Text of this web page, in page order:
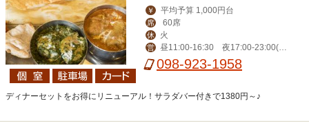
￥ 平均予算 1,000円台
席 60席
休 火
営
昼11:00-16:30 夜17:00‐23:00(L
O 22:00)、金土24:00（LO 23:00）
098-923-1958
ディナーセットをお得にリニューアル！サラダバー付きで1380円～♪